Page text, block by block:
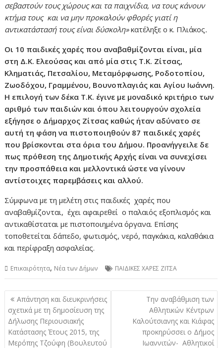
σεβαστούν τους χώρους και τα παιχνίδια, να τους κάνουν
κτήμα τους και να μην προκαλούν φθορές γιατί η
αντικατάστασή τους είναι δύσκολη»κατέληξε ο κ. Πλιάκος.
Οι 10 παιδικές χαρές που αναβαθμίζονται είναι, μία
στη Δ.Κ. Ελεούσας και από μία στις Τ.Κ. Ζίτσας,
Κληματιάς, Πετσαλίου, Μεταμόρφωσης, Ροδοτοπίου,
Ζωοδόχου, Γραμμένου, Βουνοπλαγιάς και Αγίου Ιωάννη.
Η επιλογή των δέκα Τ.Κ. έγινε με μοναδικό κριτήριο των
αριθμό των παιδιών και όπου λειτουργούν σχολεία
εξήγησε ο Δήμαρχος Ζίτσας καθώς ήταν αδύνατο σε
αυτή τη φάση να πιστοποιηθούν 87 παιδικές χαρές
που βρίσκονται στα όρια του Δήμου. Προανήγγειλε δε
πως πρόθεση της Δημοτικής Αρχής είναι να συνεχίσει
την προσπάθεια και μελλοντικά ώστε να γίνουν
αντίστοιχες παρεμβάσεις και αλλού.
Σύμφωνα με τη μελέτη στις παιδικές χαρές που
αναβαθμίζονται, έχει αφαιρεθεί ο παλαιός εξοπλισμός και
αντικαθίσταται με πιστοποιημένα όργανα. Επίσης
τοποθετείται δάπεδο, φωτισμός, νερό, παγκάκια, καλαθάκια
και περίφραξη ασφαλείας.
Επικαιρότητα, Νέα των Δήμων ΠΑΙΔΙΚΕΣ ΧΑΡΕΣ ΖΙΤΣΑ
Πλοήγηση
άρθρων
Απάντηση και διευκρινήσεις
σχετικά με τη δημοσίευση της
Δήλωσης Περιουσιακής
Κατάστασης Έτους 2015, της
Μερόπης Τζούφη (Βουλευτού
Την αναβάθμιση των
Αθλητικών Κέντρων
Καλούτσιανης και Κιάφας
προκηρύσσει ο Δήμος
Ιωαννιτών- Αθλητικοί